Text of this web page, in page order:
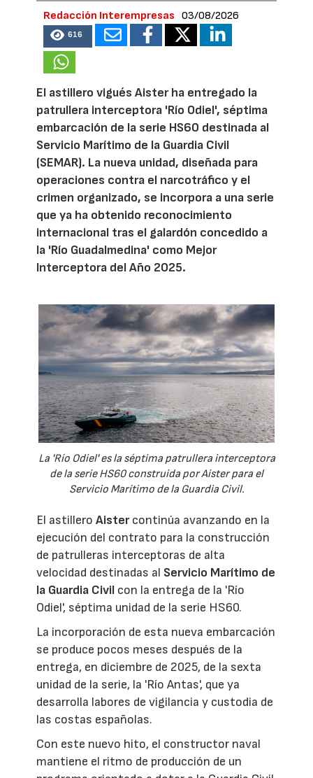
Redacción Interempresas 03/08/2026
616
El astillero vigués Aister ha entregado la
patrullera interceptora 'Río Odiel', séptima
embarcación de la serie HS60 destinada al
Servicio Marítimo de la Guardia Civil
(SEMAR). La nueva unidad, diseñada para
operaciones contra el narcotráfico y el
crimen organizado, se incorpora a una serie
que ya ha obtenido reconocimiento
internacional tras el galardón concedido a
la 'Río Guadalmedina' como Mejor
Interceptora del Año 2025.
La 'Río Odiel' es la séptima patrullera interceptora
de la serie HS60 construida por Aister para el
Servicio Marítimo de la Guardia Civil.
El astilleroAistercontinúa avanzando en la
ejecución del contrato para la construcción
de patrulleras interceptoras de alta
velocidad destinadas al Servicio Marítimo de
la Guardia Civil con la entrega de la 'Río
Odiel', séptima unidad de la serie HS60.
La incorporación de esta nueva embarcación
se produce pocos meses después de la
entrega, en diciembre de 2025, de la sexta
unidad de la serie, la 'Río Antas', que ya
desarrolla labores de vigilancia y custodia de
las costas españolas.
Con este nuevo hito, el constructor naval
mantiene el ritmo de producción de un